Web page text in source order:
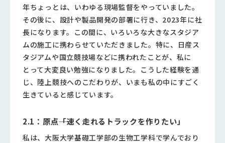
年ちょっとは、いわゆる現場監督をやっていました。
その後に、設計や製品開発の部署に行き、2023年に社
長になります。この間に、いろいろな大きなスタジア
ムの施工に携わらせていただきました。特に、日産ス
タジアムや国立競技場などに携われたことが、私に
とって大変良い勉強になりました。こうした経験を通
じ、陸上競技へのこだわりが、いまも私の中にすごく
生きていると感じています。
2.1：原点――「速く走れるトラックを作りたい」
私は、大阪大学基礎工学部の生物工学科で学んでおり